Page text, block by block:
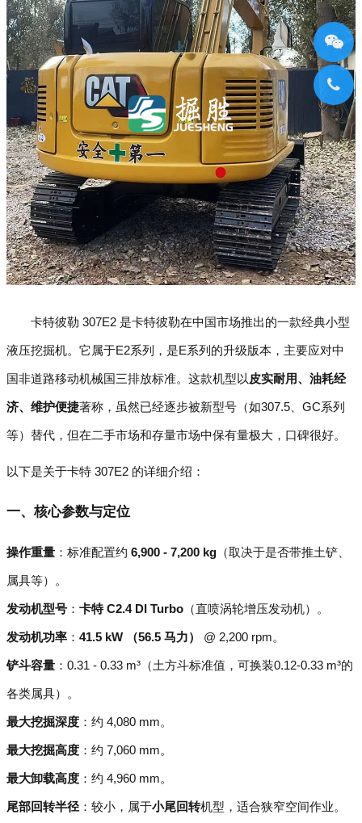
卡特彼勒 307E2 是卡特彼勒在中国市场推出的一款经典小型
液压挖掘机。它属于E2系列，是E系列的升级版本，主要应对中
国非道路移动机械国三排放标准。这款机型以 皮实耐用、油耗经
济、维护便捷著称，虽然已经逐步被新型号（如307.5、GC系列
等）替代，但在二手市场和存量市场中保有量极大，口碑很好。
以下是关于卡特 307E2 的详细介绍：
一、核心参数与定位
操作重量 ：标准配置约 6,900 - 7,200 kg （取决于是否带推土铲、
属具等）。
发动机型号 ： 卡特 C2.4 DI Turbo （直喷涡轮增压发动机）。
发动机功率 ： 41.5 kW （56.5 马力） @ 2,200 rpm。
铲斗容量 ：0.31 - 0.33 m³（土方斗标准值，可换装0.12-0.33 m³的
各类属具）。
最大挖掘深度 ：约 4,080 mm。
最大挖掘高度 ：约 7,060 mm。
最大卸载高度 ：约 4,960 mm。
尾部回转半径 ：较小，属于小尾回转机型，适合狭窄空间作业。